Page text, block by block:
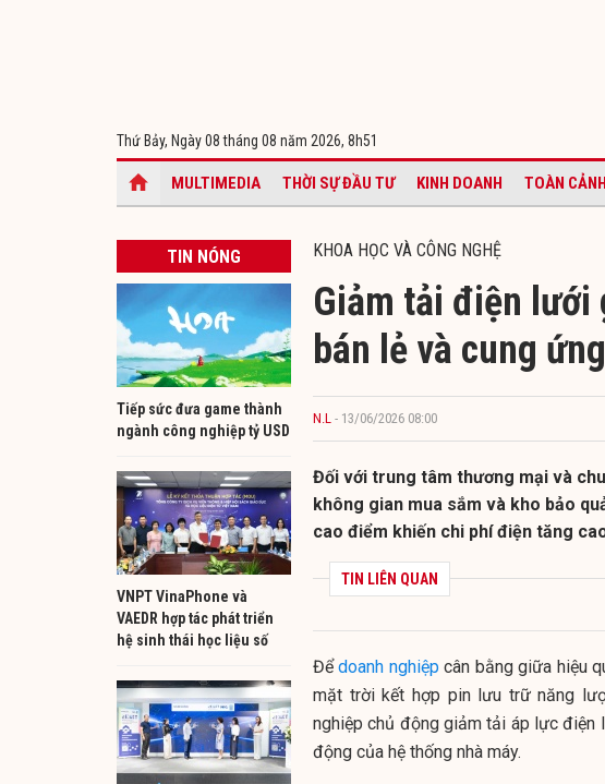
Thứ Bảy, Ngày 08 tháng 08 năm 2026, 8h51
MULTIMEDIA THỜI SỰ ĐẦU TƯ KINH DOANH TOÀN
TIN NÓNG
Tiếp sức đưa game thành
ngành công nghiệp tỷ USD
VNPT VinaPhone và
VAEDR hợp tác phát triển
hệ sinh thái học liệu số
KHOA HỌC VÀ CÔNG NGHỆ
Giảm tải điện lưới
bán lẻ và cung
N.L - 13/06/2026 08:00
Đối với trung tâm thương mại và
không gian mua sắm và kho bảo
cao điểm khiến chi phí điện tăng
TIN LIÊN QUAN
Đểdoanh nghiệpcân bằng giữa hiệu
mặt trời kết hợp pin lưu trữ năng
nghiệp chủ động giảm tải áp lực điện
động của hệ thống nhà máy.